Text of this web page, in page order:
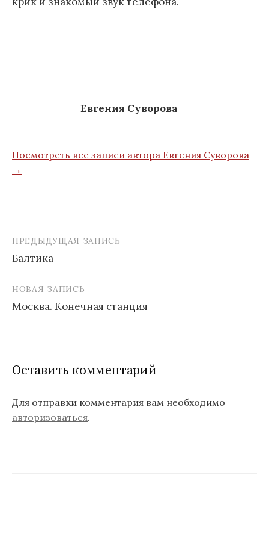
Евгения Суворова
Посмотреть все записи автора Евгения Суворова
→
а
г
ц
и
ПРЕДЫДУЩАЯ ЗАПИСЬ
Балтика
НОВАЯ ЗАПИСЬ
Москва. Конечная станция
Оставить комментарий
Для отправки комментария вам необходимо
авторизоваться.